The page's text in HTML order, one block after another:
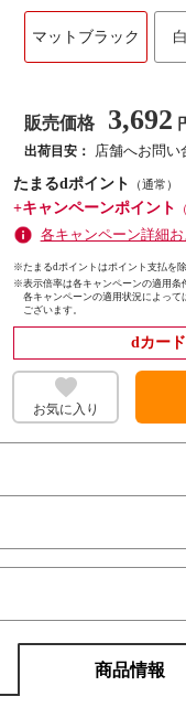
マットブラック 白
販売価格 3,692
出荷目安：
店舗へお問い
たまるdポイント
（通常）
+キャンペーンポイント
各キャンペーン詳細
※たまるdポイントはポイント支払を
※表示倍率は各キャンペーンの適用条
各キャンペーンの適用状況によっ
ございます。
dカー
お気に入り
商品情報